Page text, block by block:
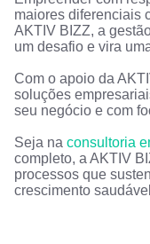
maiores diferenciais
AKTIV BIZZ, a
um desafio e vira
Com o apoio da
soluções
seu negócio e com
Seja na consultoria
completo, a AKTIV
processos que
crescimento